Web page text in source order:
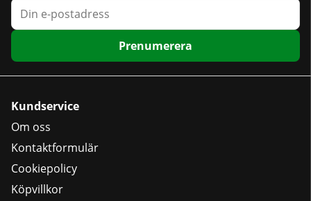
Prenumerera
Kundservice
Om oss
Kontaktformulär
Cookiepolicy
Köpvillkor